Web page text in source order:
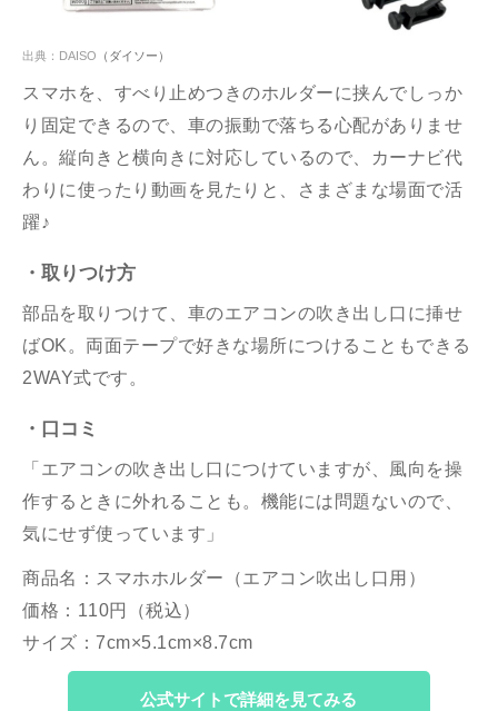
出典： DAISO （ダイソー）
スマホを、すべり止めつきのホルダーに挟んでしっか
り固定できるので、車の振動で落ちる心配がありませ
ん。縦向きと横向きに対応しているので、カーナビ代
わりに使ったり動画を見たりと、さまざまな場面で活
躍♪
・取りつけ方
部品を取りつけて、車のエアコンの吹き出し口に挿せ
ばOK。両面テープで好きな場所につけることもできる
2WAY式です。
・口コミ
「エアコンの吹き出し口につけていますが、風向を操
作するときに外れることも。機能には問題ないので、
気にせず使っています」
商品名：スマホホルダー（エアコン吹出し口用）
価格：110円（税込）
サイズ：7cm×5.1cm×8.7cm
公式サイトで詳細を見てみる